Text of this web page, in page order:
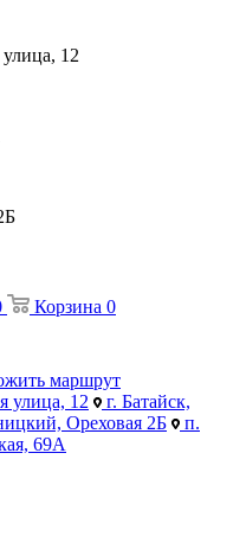
12
Корзина 0
маршрут
улица, 12
г. Батайск,
Ореховая 2Б
п.
69А